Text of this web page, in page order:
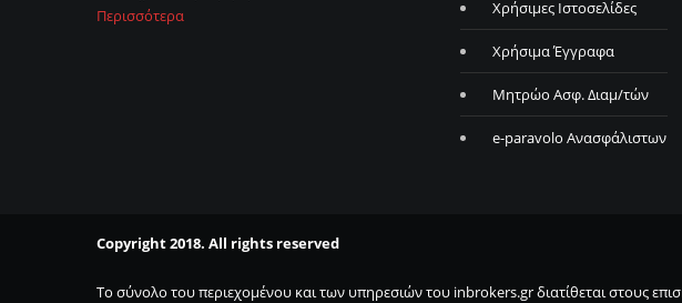
Περισσότερα
Χρήσιμες Ιστοσελίδες
Χρήσιμα Έγγραφα
Μητρώο Ασφ. Διαμ/τών
e-paravolo Ανασφάλιστων
Copyright 2018. All rights reserved
Το σύνολο του περιεχομένου και των υπηρεσιών του inbrokers.gr διατίθεται στους